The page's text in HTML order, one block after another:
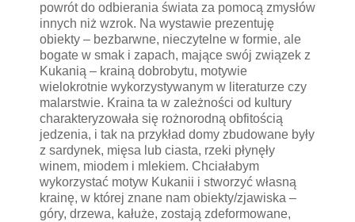
powrót do odbierania świata za pomocą zmysłów
innych niż wzrok. Na wystawie prezentuję
obiekty – bezbarwne, nieczytelne w formie, ale
bogate w smak i zapach, mające swój związek z
Kukanią – krainą dobrobytu, motywie
wielokrotnie wykorzystywanym w literaturze czy
malarstwie. Kraina ta w zależności od kultury
charakteryzowała się rożnorodną obfitością
jedzenia, i tak na przykład domy zbudowane były
z sardynek, mięsa lub ciasta, rzeki płynęły
winem, miodem i mlekiem. Chciałabym
wykorzystać motyw Kukanii i stworzyć własną
krainę, w której znane nam obiekty/zjawiska –
góry, drzewa, kałuże, zostają zdeformowane,